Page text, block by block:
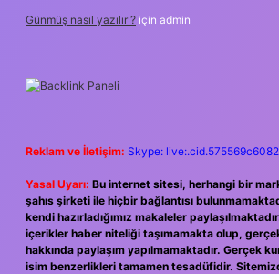
Günmüş nasıl yazılır ? için admin
Reklam ve İletişim: Skype:
Yasal Uyarı: Bu internet sitesi, herhangi bir
şahıs şirketi ile hiçbir bağlantısı
kendi hazırladığımız makaleler
içerikler haber niteliği taşımamakta olup,
hakkında paylaşım yapılmamaktadır. Gerçek
isim benzerlikleri tamamen tesadüfidir.